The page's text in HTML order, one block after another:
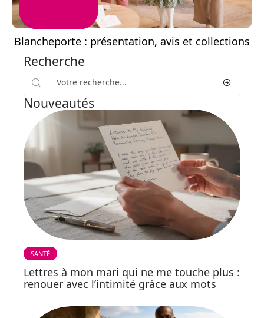
Blancheporte : présentation, avis et collections
Recherche
Nouveautés
SANTÉ
Lettres à mon mari qui ne me touche plus :
renouer avec l’intimité grâce aux mots